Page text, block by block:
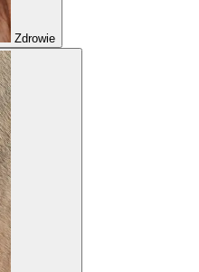
Zdrowie